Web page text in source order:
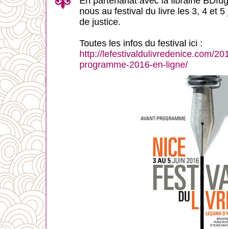
nous au festival du livre les 3, 4 et
de justice.
Toutes les infos du festival ici :
http://lefestivaldulivredenice.com/
programme-2016-en-ligne/